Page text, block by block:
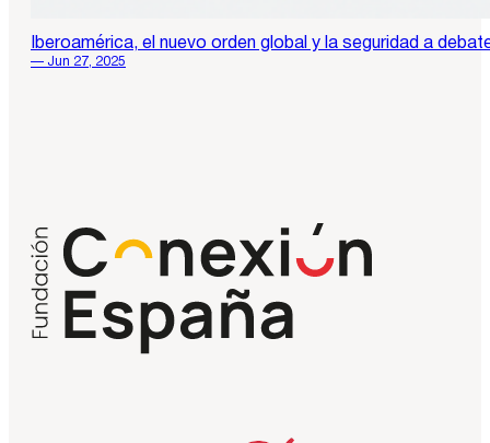
Iberoamérica, el nuevo orden global y la seguridad a
— Jun 27, 2025